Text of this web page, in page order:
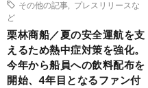
その他の記事
プレスリリースな
ど
栗林商船／夏の安全運航を支
えるため熱中症対策を強化。
今年から船員への飲料配布を
開始、4年目となるファン付